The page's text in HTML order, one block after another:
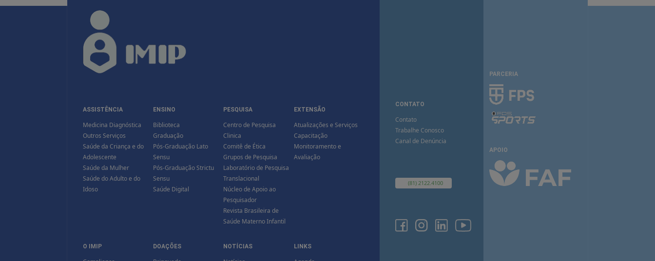
ASSISTÊNCIA
Medicina Diagnóstica
Outros Serviços
Saúde da Criança e do
Adolescente
Saúde da Mulher
Saúde do Adulto e do
Idoso
ENSINO
Biblioteca
Graduação
Pós-Graduação Lato
Sensu
Pós-Graduação Strictu
Sensu
Saúde Digital
PESQUISA
Centro de Pesquisa
Clinica
Comitê de Ética
Grupos de Pesquisa
Laboratório de Pesquisa
Translacional
Núcleo de Apoio ao
Pesquisador
Revista Brasileira de
Saúde Materno Infantil
EXTENSÃO
Atualizações e Serviços
Capacitação
Monitoramento e
Avaliação
O IMIP DOAÇÕES NOTÍCIAS LINKS
CONTATO
Contato
Trabalhe Conosco
Canal de Denúncia
(81) 2122.4100
PARCERIA
APOIO